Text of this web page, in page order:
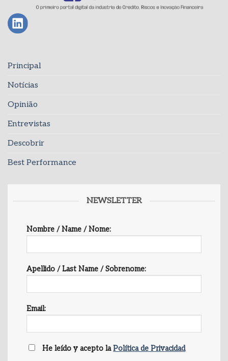
Principal
Notícias
Opinião
Entrevistas
Descobrir
Best Performance
NEWSLETTER
Nombre / Name / Nome:
Apellido / Last Name / Sobrenome:
Email:
He leído y acepto laPolítica de Privacidad